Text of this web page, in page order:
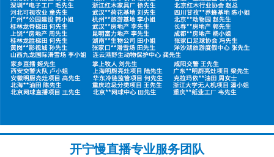
开宁慢直播专业服务团队